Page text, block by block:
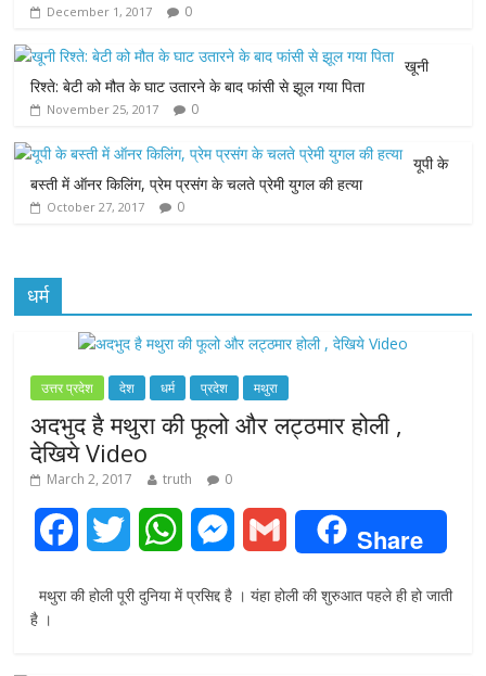
o
o
k
e
r
A
p
p
g
r
December 1, 2017 0
खूनी
रिश्ते: बेटी को मौत के घाट उतारने के बाद फांसी से झूल गया पिता
November 25, 2017 0
यूपी के
बस्ती में ऑनर किलिंग, प्रेम प्रसंग के चलते प्रेमी युगल की हत्या
October 27, 2017 0
धर्म
उत्तर प्रदेश देश धर्म प्रदेश मथुरा
अदभुद है मथुरा की फूलो और लट्ठमार होली ,
देखिये Video
March 2, 2017 truth 0
W
M
Share
मथुरा की होली पूरी दुनिया में प्रसिद्द है । यंहा होली की शुरुआत पहले ही हो जाती
है ।